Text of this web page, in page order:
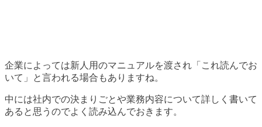
企業によっては新人用のマニュアルを渡され「これ読んでお
いて」と言われる場合もありますね。
中には社内での決まりごとや業務内容について詳しく書いて
あると思うのでよく読み込んでおきます。